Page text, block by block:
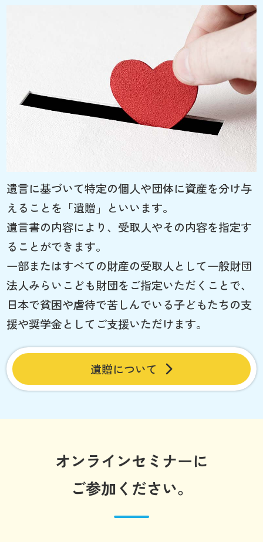
遺言に基づいて特定の個人や団体に資産を分け与
えることを「遺贈」といいます。
遺言書の内容により、受取人やその内容を指定す
ることができます。
一部またはすべての財産の受取人として一般財団
法人みらいこども財団をご指定いただくことで、
日本で貧困や虐待で苦しんでいる子どもたちの支
援や奨学金としてご支援いただけます。
遺贈について
オンラインセミナーに
ご参加ください。